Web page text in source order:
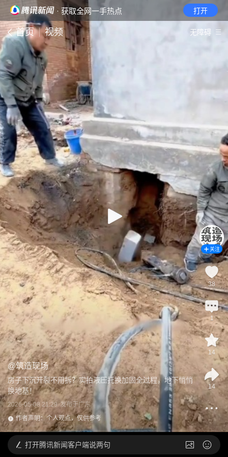
· 获取全网一手热点 打开
首页 视频 无障碍
@筑造现场
房子下沉开裂不用拆？实拍液压托换加固全过程，地下悄悄
换地基！
2026-05-08 21:29 发布于广东
作者声明：个人观点，仅供参考
关注
38
1
14
14
打开腾讯新闻客户端说两句